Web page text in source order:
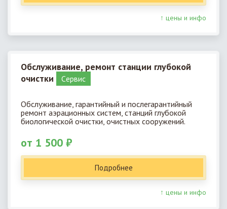
↑ цены и инфо
Обслуживание, ремонт станции глубокой
очистки
Cервис
Обслуживание, гарантийный и послегарантийный
ремонт аэрационных систем, станций глубокой
биологической очистки, очистных сооружений.
от 1 500 ₽
Подробнее
↑ цены и инфо